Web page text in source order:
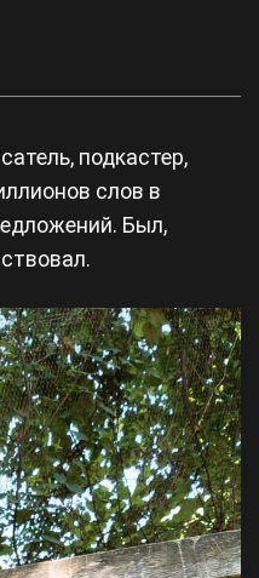
подкастер,
слов в
Был,